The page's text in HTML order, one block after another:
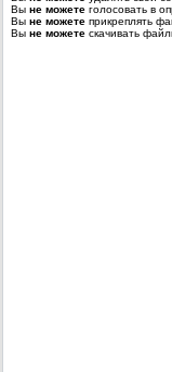
Вы не можете голосовать в
Вы не можете прикреплять
Вы не можете скачивать